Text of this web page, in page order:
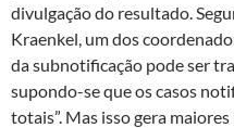
divulgação do resultado.
Kraenkel, um dos
da subnotificação pode ser
supondo-se que os casos
totais”. Mas isso gera